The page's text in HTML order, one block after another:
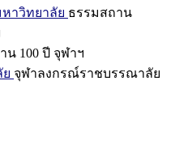
าวิทยาลัย ธรรมสถาน
น 100 ปี จุฬาฯ
จุฬาลงกรณ์ราชบรรณาลัย